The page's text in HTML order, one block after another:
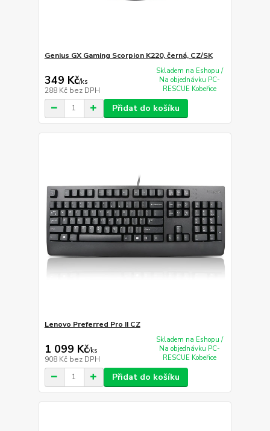
Genius GX Gaming Scorpion K220, černá, CZ/SK
349 Kč/ks
288 Kč bez DPH
Skladem na Eshopu /
Na objednávku PC-
RESCUE Kobeřice
Přidat do košíku
Lenovo Preferred Pro II CZ
1 099 Kč/ks
908 Kč bez DPH
Skladem na Eshopu /
Na objednávku PC-
RESCUE Kobeřice
Přidat do košíku